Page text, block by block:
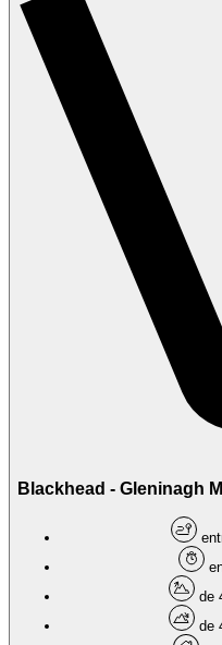
Blackhead - Gleninagh
de
de